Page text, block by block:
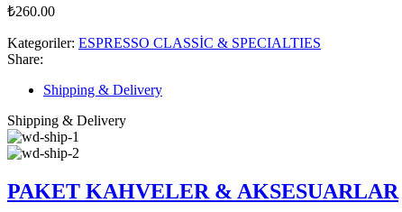
₺260.00
Kategoriler: ESPRESSO CLASSİC & SPECIALTIES
Share:
Shipping & Delivery
Shipping & Delivery
PAKET KAHVELER & AKSESUARLAR